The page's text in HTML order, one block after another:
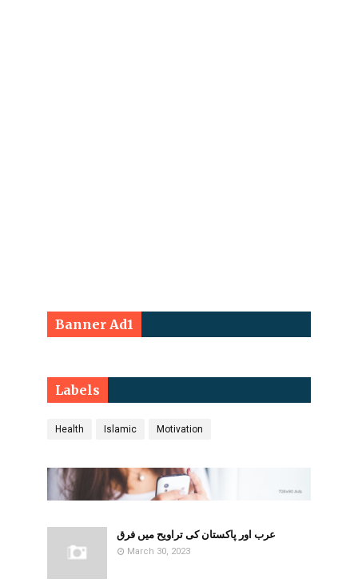
Banner Ad1
Labels
Health Islamic Motivation
عرب اور پاکستان کی تراویح میں فرق
March 30, 2023